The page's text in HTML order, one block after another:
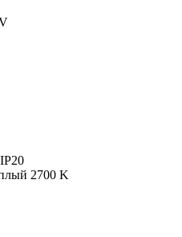
IP20
2700 K